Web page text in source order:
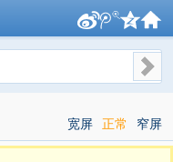
宽屏 正常 窄屏